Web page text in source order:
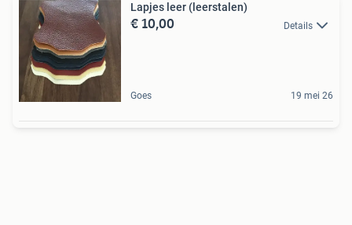
Lapjes leer (leerstalen)
€ 10,00 Details
Goes 19 mei 26